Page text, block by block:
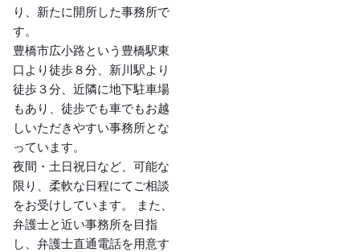
り、新たに開所した事務所で
す。
豊橋市広小路という豊橋駅東
口より徒歩８分、新川駅より
徒歩３分、近隣に地下駐車場
もあり、徒歩でも車でもお越
しいただきやすい事務所とな
っています。
夜間・土日祝日など、可能な
限り、柔軟な日程にてご相談
をお受けしています。 また、
弁護士と近い事務所を目指
し、弁護士直通電話を用意す